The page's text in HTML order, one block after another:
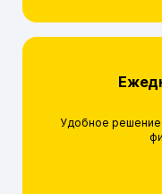
Удобное решение